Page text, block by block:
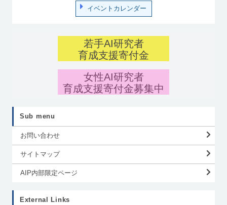
イベントカレンダー
若手AI研究者
育成支援寄付金
女性AI研究者
育成支援寄付金募集中
Sub menu
お問い合わせ
サイトマップ
AIP内部限定ページ
External Links